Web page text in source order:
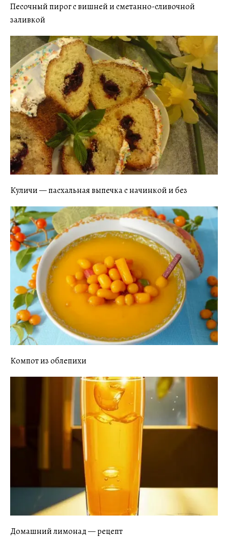
Песочный пирог с вишней и сметанно-сливочной
заливкой
Куличи — пасхальная выпечка с начинкой и без
Компот из облепихи
Домашний лимонад — рецепт